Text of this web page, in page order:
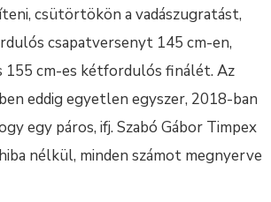
csütörtökön a vadászugratást,
csapatversenyt 145 cm-en,
155 cm-es kétfordulós finálét. Az
eddig egyetlen egyszer, 2018-ban
egy páros, ifj. Szabó Gábor Timpex
nélkül, minden számot megnyerve